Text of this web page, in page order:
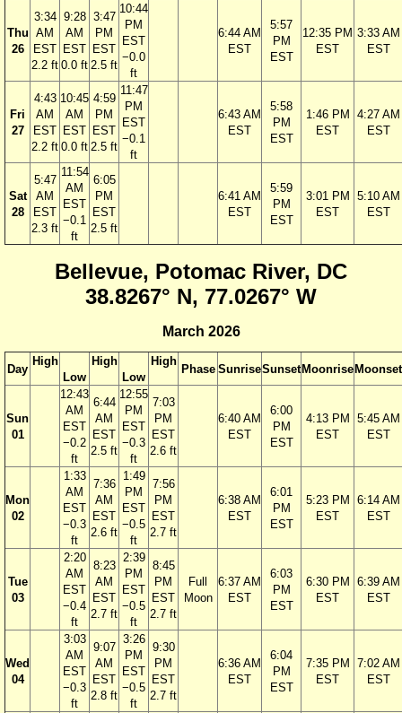
Thu
26
3:34
AM
EST
2.2 ft
9:28
AM
EST
0.0 ft
3:47
PM
EST
2.5 ft
10:44
PM
EST
−0.0
ft
6:44 AM
EST
5:57
PM
EST
12:35 PM
EST
3:33 AM
EST
Fri
27
4:43
AM
EST
2.2 ft
10:45
AM
EST
0.0 ft
4:59
PM
EST
2.5 ft
11:47
PM
EST
−0.1
ft
6:43 AM
EST
5:58
PM
EST
1:46 PM
EST
4:27 AM
EST
Sat
28
5:47
AM
EST
2.3 ft
11:54
AM
EST
−0.1
ft
6:05
PM
EST
2.5 ft
6:41 AM
EST
5:59
PM
EST
3:01 PM
EST
5:10 AM
EST
Bellevue, Potomac River, DC
38.8267° N, 77.0267° W
March 2026
Day
High
Low
High
Low
High
Phase SunriseSunset Moonrise Moonset
Sun
01
12:43
AM
EST
−0.2
ft
6:44
AM
EST
2.5 ft
12:55
PM
EST
−0.3
ft
7:03
PM
EST
2.6 ft
6:40 AM
EST
6:00
PM
EST
4:13 PM
EST
5:45 AM
EST
Mon
02
1:33
AM
EST
−0.3
ft
7:36
AM
EST
2.6 ft
1:49
PM
EST
−0.5
ft
7:56
PM
EST
2.7 ft
6:38 AM
EST
6:01
PM
EST
5:23 PM
EST
6:14 AM
EST
Tue
03
2:20
AM
EST
−0.4
ft
8:23
AM
EST
2.7 ft
2:39
PM
EST
−0.5
ft
8:45
PM
EST
2.7 ft
Full
Moon
6:37 AM
EST
6:03
PM
EST
6:30 PM
EST
6:39 AM
EST
Wed
04
3:03
AM
EST
−0.3
ft
9:07
AM
EST
2.8 ft
3:26
PM
EST
−0.5
ft
9:30
PM
EST
2.7 ft
6:36 AM
EST
6:04
PM
EST
7:35 PM
EST
7:02 AM
EST